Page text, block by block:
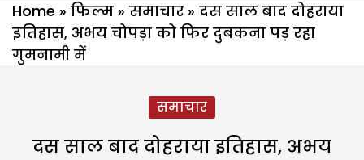
Home » फिल्म » समाचार » दस साल बाद दोहराया
इतिहास, अभय चोपड़ा को फिर दुबकना पड़ रहा
गुमनामी में
समाचार
दस साल बाद दोहराया इतिहास, अभय